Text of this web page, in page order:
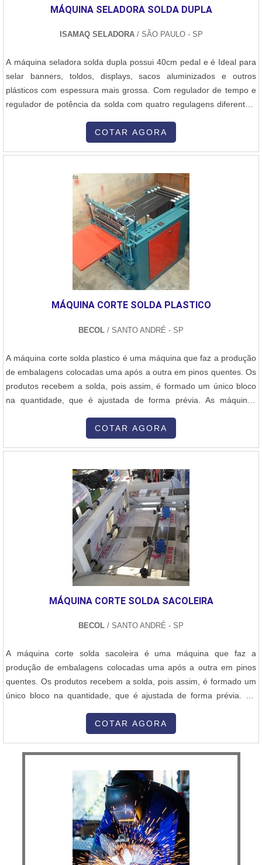
MÁQUINA SELADORA SOLDA DUPLA
ISAMAQ SELADORA / SÃO PAULO - SP
A máquina seladora solda dupla possui 40cm pedal e é Ideal para
selar banners, toldos, displays, sacos aluminizados e outros
plásticos com espessura mais grossa. Com regulador de tempo e
regulador de potência da solda com quatro regulagens diferentes,
a seus clientes. Benefícios do produto - Facilidade de aplicação,-
COTAR AGORA
MÁQUINA CORTE SOLDA PLASTICO
BECOL / SANTO ANDRÉ - SP
A máquina corte solda plastico é uma máquina que faz a produção
de embalagens colocadas uma após a outra em pinos quentes. Os
produtos recebem a solda, pois assim, é formado um único bloco
na quantidade, que é ajustada de forma prévia. As máquinas
polipropileno e BOPP, são utilizados para fazer os famosos sacos
de lixo, destacando a alta produtividade. Máquinas de fazer ...
COTAR AGORA
MÁQUINA CORTE SOLDA SACOLEIRA
BECOL / SANTO ANDRÉ - SP
A máquina corte solda sacoleira é uma máquina que faz a
produção de embalagens colocadas uma após a outra em pinos
quentes. Os produtos recebem a solda, pois assim, é formado um
único bloco na quantidade, que é ajustada de forma prévia. Na
ou pista dupla. Pode-se fazer vários tipos de embalagens, as mais
ou ...
COTAR AGORA